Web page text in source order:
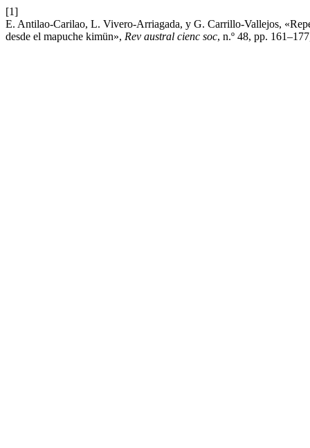
[1]
E. Antilao-Carilao, L. Vivero-Arriagada, y G. Carrillo-Vallejos,
desde el mapuche kimün», Rev austral cienc soc, n.º 48, pp.